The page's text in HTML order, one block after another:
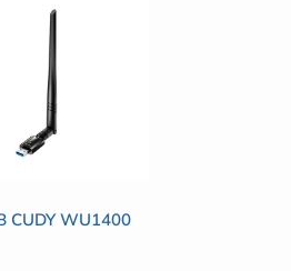
CUDY WU1400